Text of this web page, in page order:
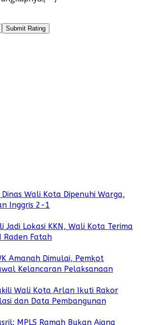
Submit Rating
Wali Kota Dipenuhi Warga,
Inggris 2-1
Jadi Lokasi KKN, Wali Kota Terima
Raden Fatah
Amanah Dimulai, Pemkot
Kelancaran Pelaksanaan
Wali Kota Arlan Ikuti Rakor
dan Data Pembangunan
MPLS Ramah Bukan Ajang